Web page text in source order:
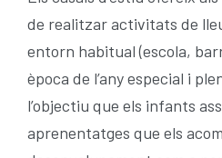
de realitzar activitats de
entorn habitual (escola,
època de l’any especial i
l’objectiu que els infants
aprenentatges que els